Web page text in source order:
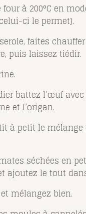
à 200°C en
ci le permet).
faites
puis laissez tiédir.
battez l’œuf
et l’origan.
à petit le mélange
séchées en
ajoutez le tout
mélangez bien.